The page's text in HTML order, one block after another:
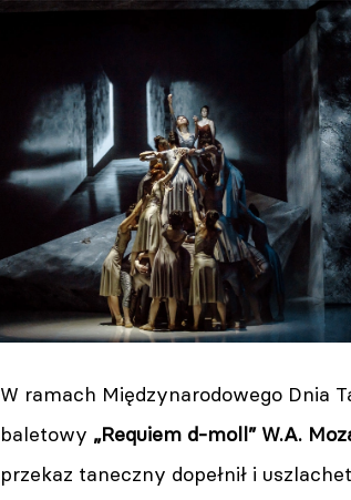
W ramach Międzynarodowego Dnia
baletowy „Requiem d-moll” W.A.
przekaz taneczny dopełnił i